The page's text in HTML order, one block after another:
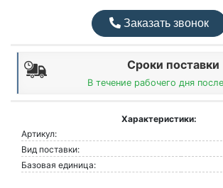
Заказать звонок
Сроки поставки
В течение рабочего дня
Характеристики:
Артикул:
Вид поставки:
Базовая единица: